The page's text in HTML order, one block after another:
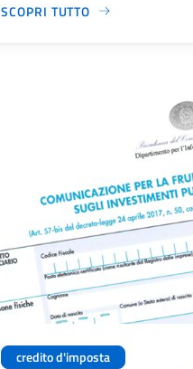
SCOPRI TUTTO
credito d'imposta